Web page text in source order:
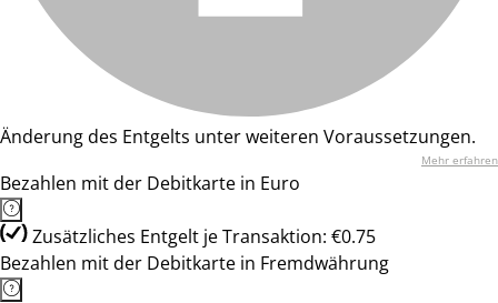
Änderung des Entgelts unter weiteren Voraussetzungen.
Mehr erfahren
Bezahlen mit der Debitkarte in Euro
Zusätzliches Entgelt je Transaktion: €0.75
Bezahlen mit der Debitkarte in Fremdwährung